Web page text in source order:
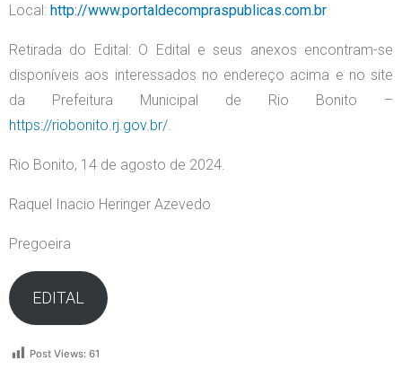
Local: http://www.portaldecompraspublicas.com.br
Retirada do Edital: O Edital e seus anexos encontram-se
disponíveis aos interessados no endereço acima e no site
da Prefeitura Municipal de Rio Bonito –
https://riobonito.rj.gov.br/.
Rio Bonito, 14 de agosto de 2024.
Raquel Inacio Heringer Azevedo
Pregoeira
EDITAL
Post Views: 61